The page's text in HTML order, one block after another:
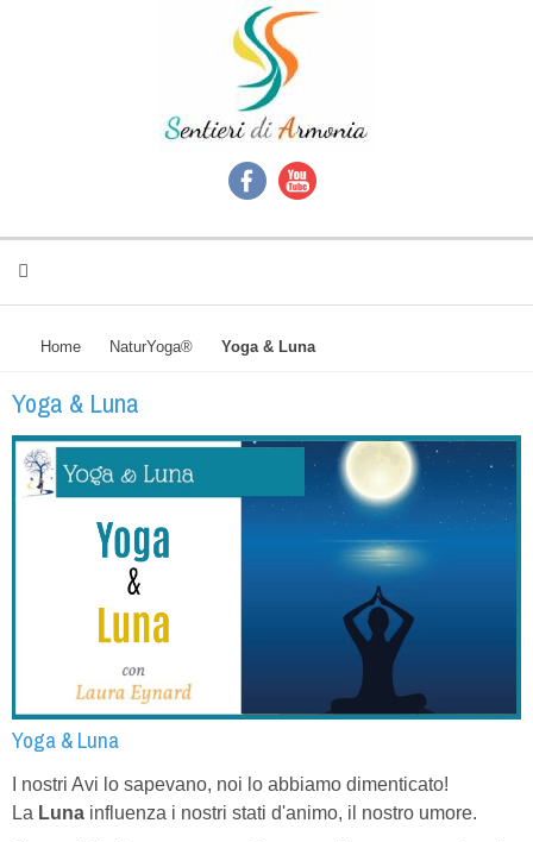
Home NaturYoga® Yoga & Luna
Yoga & Luna
Yoga & Luna
I nostri Avi lo sapevano, noi lo abbiamo dimenticato!
La Luna influenza i nostri stati d'animo, il nostro umore.